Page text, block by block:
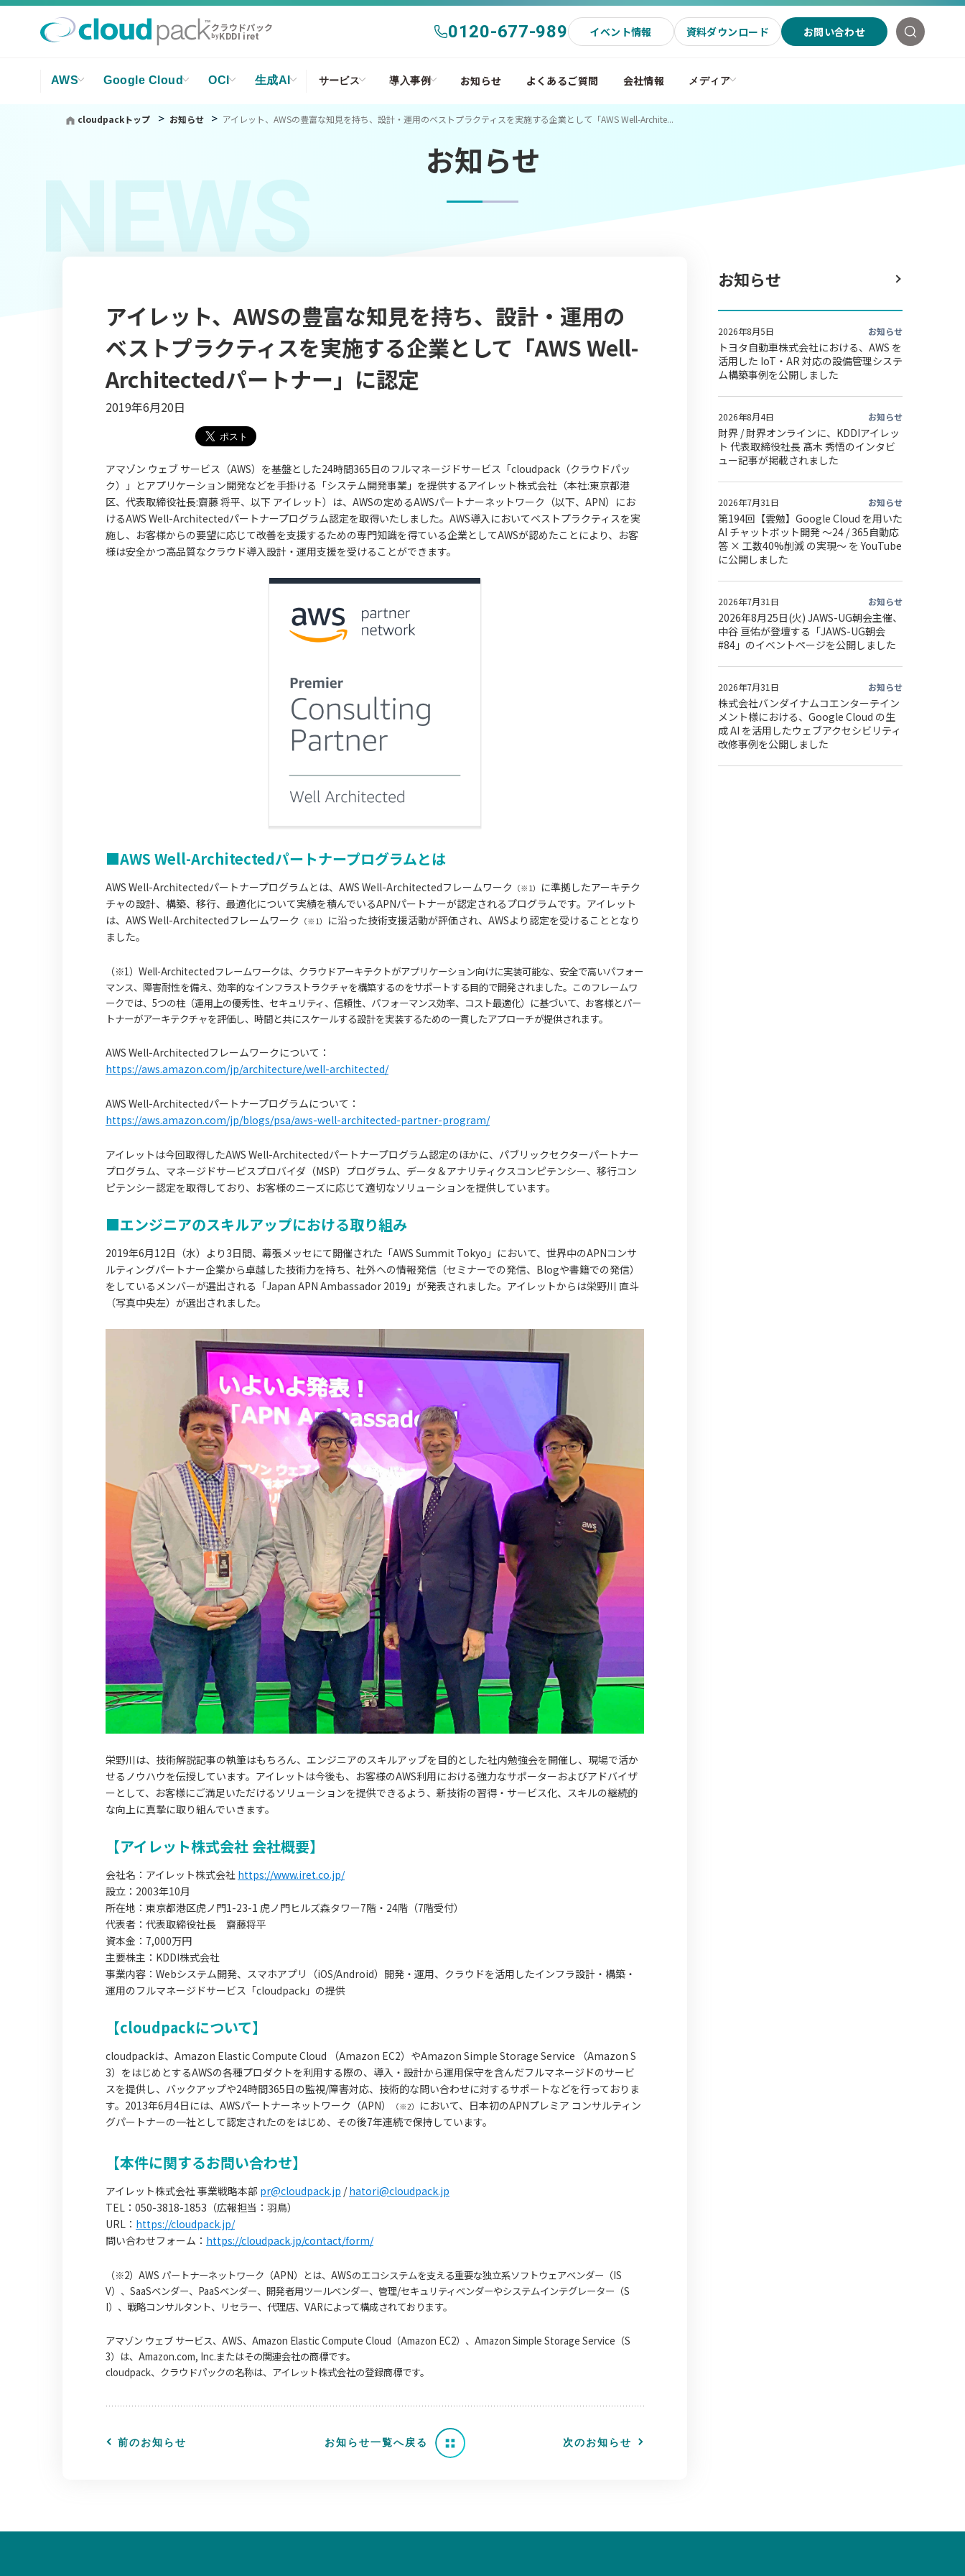
クラウドパック
byKDDI iret 0120-677-989 イベント情報 資料ダウンロード お問い合わせ
AWS Google Cloud OCI 生成AI サービス 導入事例 お知らせ よくあるご質問 会社情報 メディア
cloudpackトップ お知らせ アイレット、AWSの豊富な知見を持ち、設計・運用のベストプラクティスを実施する企業として「AWS Well-Archite...
お知らせ
NEWS
アイレット、AWSの豊富な知見を持ち、設計・運用の
ベストプラクティスを実施する企業として「AWS Well-
Architectedパートナー」に認定
2019年6月20日
アマゾン ウェブ サービス（AWS）を基盤とした24時間365日のフルマネージドサービス「cloudpack（クラウドパッ
ク）」とアプリケーション開発などを手掛ける「システム開発事業」を提供するアイレット株式会社（本社:東京都港
区、代表取締役社長:齋藤 将平、以下 アイレット）は、AWSの定めるAWSパートナーネットワーク（以下、APN）にお
けるAWS Well-Architectedパートナープログラム認定を取得いたしました。AWS導入においてベストプラクティスを実
施し、お客様からの要望に応じて改善を支援するための専門知識を得ている企業としてAWSが認めたことにより、お客
様は安全かつ高品質なクラウド導入設計・運用支援を受けることができます。
■AWS Well-Architectedパートナープログラムとは
AWS Well-Architectedパートナープログラムとは、AWS Well-Architectedフレームワーク （※1）
に準拠したアーキテク
チャの設計、構築、移行、最適化について実績を積んでいるAPNパートナーが認定されるプログラムです。アイレット
は、AWS Well-Architectedフレームワーク （※1）
に沿った技術支援活動が評価され、AWSより認定を受けることとなり
ました。
（※1）Well-Architectedフレームワークは、クラウドアーキテクトがアプリケーション向けに実装可能な、安全で高いパフォー
マンス、障害耐性を備え、効率的なインフラストラクチャを構築するのをサポートする目的で開発されました。このフレームワ
ークでは、5つの柱（運用上の優秀性、セキュリティ、信頼性、パフォーマンス効率、コスト最適化）に基づいて、お客様とパー
トナーがアーキテクチャを評価し、時間と共にスケールする設計を実装するための一貫したアプローチが提供されます。
AWS Well-Architectedフレームワークについて：
https://aws.amazon.com/jp/architecture/well-architected/
AWS Well-Architectedパートナープログラムについて：
https://aws.amazon.com/jp/blogs/psa/aws-well-architected-partner-program/
アイレットは今回取得したAWS Well-Architectedパートナープログラム認定のほかに、パブリックセクターパートナー
プログラム、マネージドサービスプロバイダ（MSP）プログラム、データ＆アナリティクスコンピテンシー、移行コン
ピテンシー認定を取得しており、お客様のニーズに応じて適切なソリューションを提供しています。
■エンジニアのスキルアップにおける取り組み
2019年6月12日（水）より3日間、幕張メッセにて開催された「AWS Summit Tokyo」において、世界中のAPNコンサ
ルティングパートナー企業から卓越した技術力を持ち、社外への情報発信（セミナーでの発信、Blogや書籍での発信）
をしているメンバーが選出される「Japan APN Ambassador 2019」が発表されました。アイレットからは栄野川 直斗
（写真中央左）が選出されました。
栄野川は、技術解説記事の執筆はもちろん、エンジニアのスキルアップを目的とした社内勉強会を開催し、現場で活か
せるノウハウを伝授しています。アイレットは今後も、お客様のAWS利用における強力なサポーターおよびアドバイザ
ーとして、お客様にご満足いただけるソリューションを提供できるよう、新技術の習得・サービス化、スキルの継続的
な向上に真摯に取り組んでいきます。
【アイレット株式会社 会社概要】
会社名：アイレット株式会社 https://www.iret.co.jp/
設立：2003年10月
所在地：東京都港区虎ノ門1-23-1 虎ノ門ヒルズ森タワー7階・24階（7階受付）
代表者：代表取締役社長 齋藤将平
資本金：7,000万円
主要株主：KDDI株式会社
事業内容：Webシステム開発、スマホアプリ（iOS/Android）開発・運用、クラウドを活用したインフラ設計・構築・
運用のフルマネージドサービス「cloudpack」の提供
【cloudpackについて】
cloudpackは、Amazon Elastic Compute Cloud （Amazon EC2）やAmazon Simple Storage Service （Amazon S
3）をはじめとするAWSの各種プロダクトを利用する際の、導入・設計から運用保守を含んだフルマネージドのサービ
スを提供し、バックアップや24時間365日の監視/障害対応、技術的な問い合わせに対するサポートなどを行っておりま
す。2013年6月4日には、AWSパートナーネットワーク（APN）
（※2）
において、日本初のAPNプレミア コンサルティン
グパートナーの一社として認定されたのをはじめ、その後7年連続で保持しています。
【本件に関するお問い合わせ】
アイレット株式会社 事業戦略本部 pr@cloudpack.jp /hatori@cloudpack.jp
TEL：050-3818-1853（広報担当：羽鳥）
URL： https://cloudpack.jp/
問い合わせフォーム： https://cloudpack.jp/contact/form/
（※2）AWS パートナーネットワーク（APN）とは、AWSのエコシステムを支える重要な独立系ソフトウェアベンダー（IS
V）、SaaSベンダー、PaaSベンダー、開発者用ツールベンダー、管理/セキュリティベンダーやシステムインテグレーター（S
I）、戦略コンサルタント、リセラー、代理店、VARによって構成されております。
アマゾン ウェブ サービス、AWS、Amazon Elastic Compute Cloud（Amazon EC2）、Amazon Simple Storage Service（S
3）は、Amazon.com, Inc.またはその関連会社の商標です。
cloudpack、クラウドパックの名称は、アイレット株式会社の登録商標です。
前のお知らせ お知らせ一覧へ戻る 次のお知らせ
お知らせ
2026年8月5日 お知らせ
トヨタ自動車株式会社における、AWS を
活用した IoT・AR 対応の設備管理システ
ム構築事例を公開しました
2026年8月4日 お知らせ
財界 / 財界オンラインに、KDDIアイレッ
ト 代表取締役社長 髙木 秀悟のインタビ
ュー記事が掲載されました
2026年7月31日 お知らせ
第194回【雲勉】Google Cloud を用いた
AI チャットボット開発 〜24 / 365自動応
答 × 工数40%削減 の実現〜 を YouTube
に公開しました
2026年7月31日 お知らせ
2026年8月25日(火) JAWS-UG朝会主催、
中谷 亘佑が登壇する「JAWS-UG朝会
#84」のイベントページを公開しました
2026年7月31日 お知らせ
株式会社バンダイナムコエンターテイン
メント様における、Google Cloud の生
成 AI を活用したウェブアクセシビリティ
改修事例を公開しました